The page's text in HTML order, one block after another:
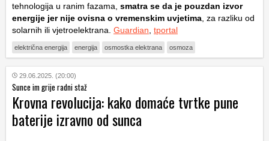
tehnologija u ranim fazama, smatra se da je pouzdan izvor
energije jer nije ovisna o vremenskim uvjetima , za razliku od
solarnih ili vjetroelektrana. Guardian tportal
električna energija energija osmostka elektrana osmoza
29.06.2025. (20:00)
Sunce im grije radni staž
Krovna revolucija: kako domaće tvrtke pune
baterije izravno od sunca